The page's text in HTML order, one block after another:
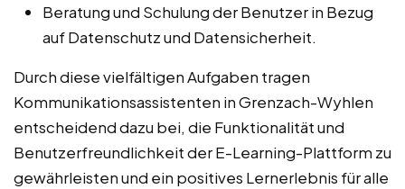
Beratung und Schulung der Benutzer in Bezug
auf Datenschutz und Datensicherheit.
Durch diese vielfältigen Aufgaben tragen
Kommunikationsassistenten in Grenzach-Wyhlen
entscheidend dazu bei, die Funktionalität und
Benutzerfreundlichkeit der E-Learning-Plattform zu
gewährleisten und ein positives Lernerlebnis für alle